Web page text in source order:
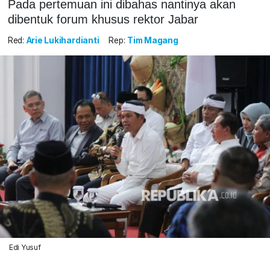
Pada pertemuan ini dibahas nantinya akan
dibentuk forum khusus rektor Jabar
Red: Arie Lukihardianti Rep: Tim Magang
Edi Yusuf